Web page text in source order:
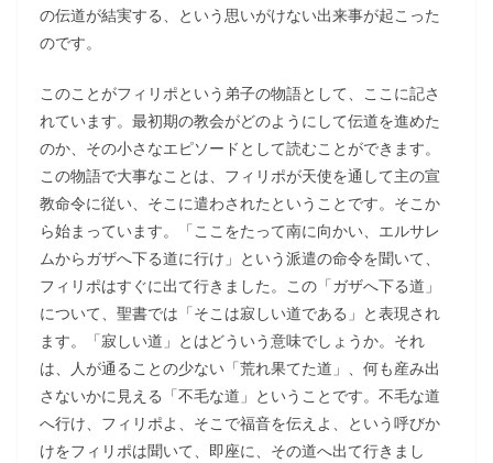
の伝道が結実する、という思いがけない出来事が起こった
のです。
このことがフィリポという弟子の物語として、ここに記さ
れています。最初期の教会がどのようにして伝道を進めた
のか、その小さなエピソードとして読むことができます。
この物語で大事なことは、フィリポが天使を通して主の宣
教命令に従い、そこに遣わされたということです。そこか
ら始まっています。「ここをたって南に向かい、エルサレ
ムからガザへ下る道に行け」という派遣の命令を聞いて、
フィリポはすぐに出て行きました。この「ガザへ下る道」
について、聖書では「そこは寂しい道である」と表現され
ます。「寂しい道」とはどういう意味でしょうか。それ
は、人が通ることの少ない「荒れ果てた道」、何も産み出
さないかに見える「不毛な道」ということです。不毛な道
へ行け、フィリポよ、そこで福音を伝えよ、という呼びか
けをフィリポは聞いて、即座に、その道へ出て行きまし